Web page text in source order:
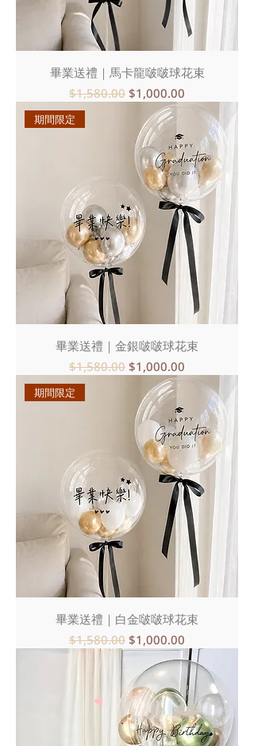
畢業送禮｜馬卡龍啵啵球花束
一般價格
$1,580.00 促銷價格
$1,000.00
期間限定
畢業送禮｜金銀啵啵球花束
一般價格
$1,580.00 促銷價格
$1,000.00
期間限定
畢業送禮｜白金啵啵球花束
一般價格
$1,580.00 促銷價格
$1,000.00